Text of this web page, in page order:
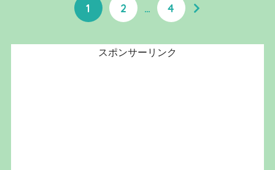
1 2 … 4
スポンサーリンク